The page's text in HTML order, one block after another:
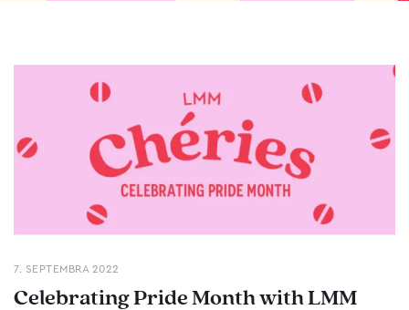
7. SEPTEMBRA 2022
Celebrating Pride Month with LMM